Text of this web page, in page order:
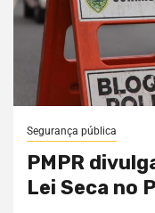
Segurança pública
PMPR
Lei Seca no